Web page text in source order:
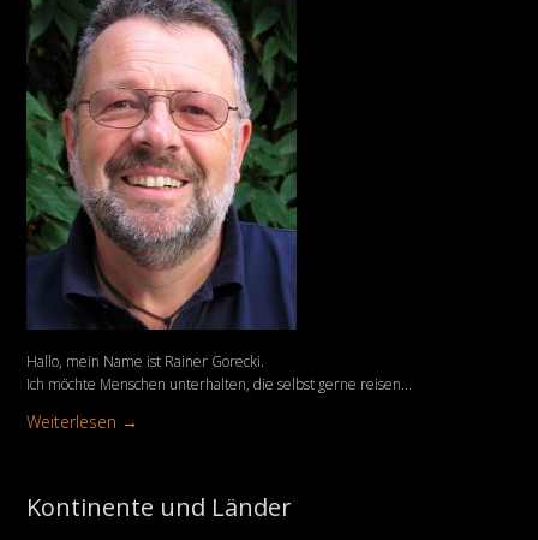
Hallo, mein Name ist Rainer Gorecki.
Ich möchte Menschen unterhalten, die selbst gerne reisen...
Weiterlesen →
Kontinente und Länder